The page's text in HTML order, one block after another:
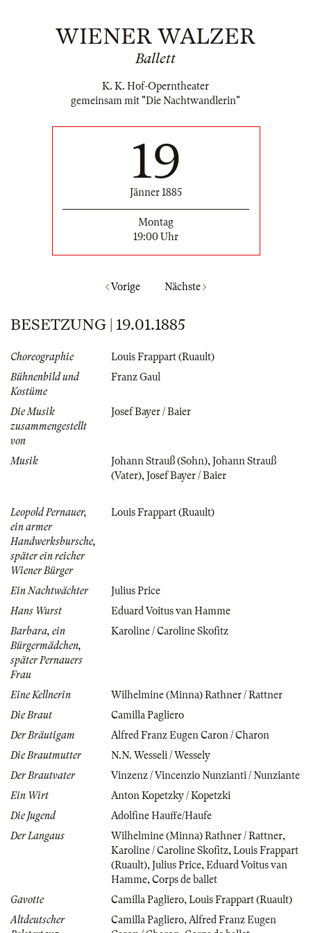
WIENER WALZER
Ballett
K. K. Hof-Operntheater
gemeinsam mit "Die Nachtwandlerin"
19
Jänner 1885
Montag
19:00 Uhr
Vorige Nächste
BESETZUNG | 19.01.1885
Choreographie
Louis Frappart (Ruault)
Bühnenbild und
Kostüme
Franz Gaul
Die Musik
zusammengestellt
von
Josef Bayer / Baier
Musik Johann Strauß (Sohn), Johann Strauß
(Vater), Josef Bayer / Baier
Leopold Pernauer,
ein armer
Handwerksbursche,
später ein reicher
Wiener Bürger
Louis Frappart (Ruault)
Ein Nachtwächter
Julius Price
Hans Wurst
Eduard Voitus van Hamme
Barbara, ein
Bürgermädchen,
später Pernauers
Frau
Karoline / Caroline Skofitz
Eine Kellnerin
Wilhelmine (Minna) Rathner / Rattner
Die Braut
Camilla Pagliero
Der Bräutigam
Alfred Franz Eugen Caron / Charon
Die Brautmutter
N.N. Wesseli / Wessely
Der Brautvater
Vinzenz / Vincenzio Nunzianti / Nunziante
Ein Wirt
Anton Kopetzky / Kopetzki
Die Jugend
Adolfine Hauffe/Haufe
Der Langaus
Wilhelmine (Minna) Rathner / Rattner,
Karoline / Caroline Skofitz, Louis Frappart
(Ruault), Julius Price, Eduard Voitus van
Hamme, Corps de ballet
Gavotte
Camilla Pagliero, Louis Frappart (Ruault)
Altdeutscher
Camilla Pagliero, Alfred Franz Eugen